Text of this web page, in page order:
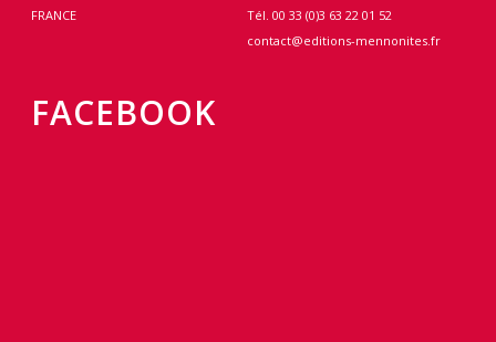
FRANCE
Tél. 00 33 (0)3 63 22 01 52
contact@editions-mennonites.fr
FACEBOOK